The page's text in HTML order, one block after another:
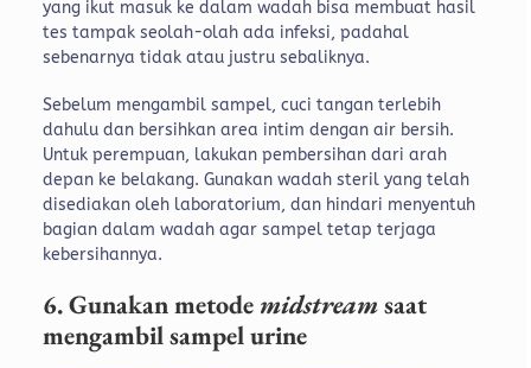
yang ikut masuk ke dalam wadah bisa membuat hasil
tes tampak seolah-olah ada infeksi, padahal
sebenarnya tidak atau justru sebaliknya.
Sebelum mengambil sampel, cuci tangan terlebih
dahulu dan bersihkan area intim dengan air bersih.
Untuk perempuan, lakukan pembersihan dari arah
depan ke belakang. Gunakan wadah steril yang telah
disediakan oleh laboratorium, dan hindari menyentuh
bagian dalam wadah agar sampel tetap terjaga
kebersihannya.
6. Gunakan metode midstreamsaat
mengambil sampel urine